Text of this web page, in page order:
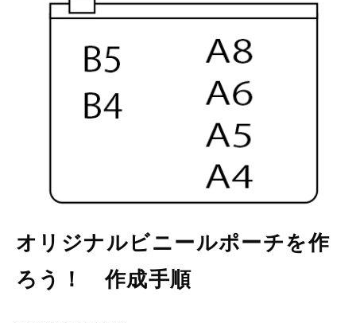
会社情報
オリジナルビニールポーチを作
ろう！ 作成手順